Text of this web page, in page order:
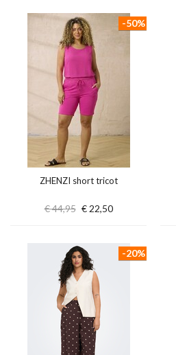
ZHENZI short tricot
€ 44,95 € 22,50
-50%
-20%